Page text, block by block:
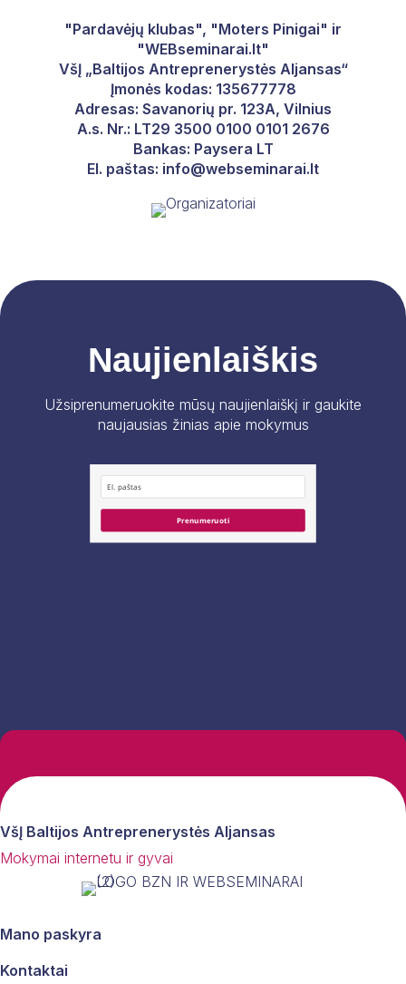
"Pardavėjų klubas", "Moters Pinigai" ir
"WEBseminarai.lt"
VšĮ „Baltijos Antreprenerystės Aljansas“
Įmonės kodas: 135677778
Adresas: Savanorių pr. 123A, Vilnius
A.s. Nr.: LT29 3500 0100 0101 2676
Bankas: Paysera LT
El. paštas: info@webseminarai.lt
Naujienlaiškis
Užsiprenumeruokite mūsų naujienlaiškį ir gaukite
naujausias žinias apie mokymus
Prenumeruoti
VšĮ Baltijos Antreprenerystės Aljansas
Mokymai internetu ir gyvai
Mano paskyra
Kontaktai